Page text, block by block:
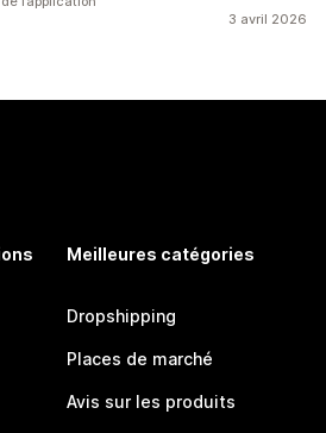
3 avril 2026
Meilleures catégories
Dropshipping
Places de marché
Avis sur les produits